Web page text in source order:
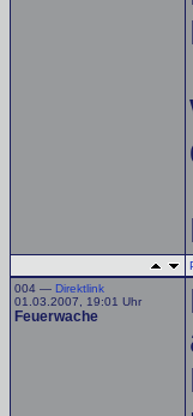
004 — Direktlink
01.03.2007, 19:01 Uhr
Feuerwache